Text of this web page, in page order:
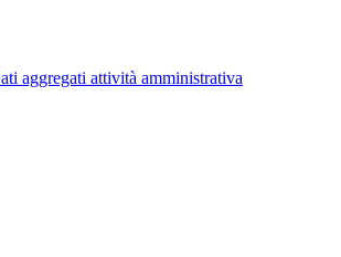
aggregati attività amministrativa